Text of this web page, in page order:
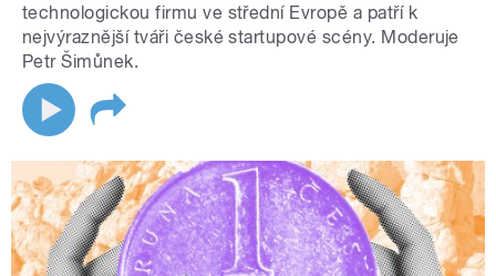
technologickou firmu ve střední Evropě a patří k
nejvýraznější tváři české startupové scény. Moderuje
Petr Šimůnek.